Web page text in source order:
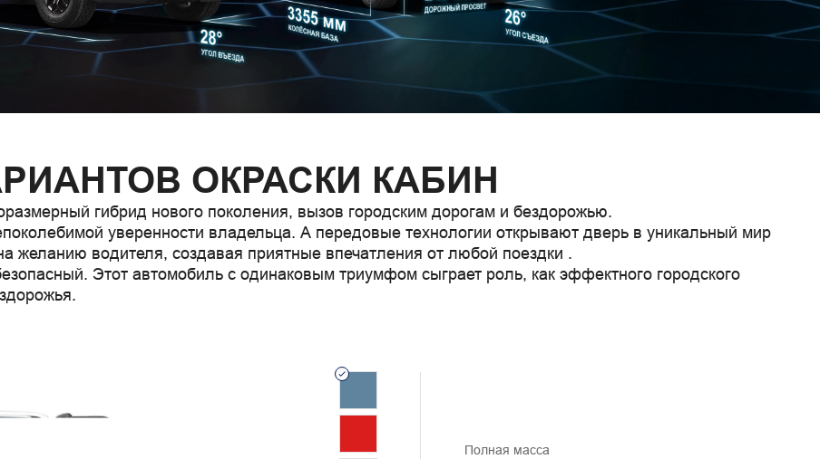
ОКРАСКИ КАБИН
гибрид нового поколения, вызов городским дорогам и бездорожью.
уверенности владельца. А передовые технологии открывают дверь в уникальный мир
желанию водителя, создавая приятные впечатления от любой поездки .
Этот автомобиль с одинаковым триумфом сыграет роль, как эффектного городского
Полная масса